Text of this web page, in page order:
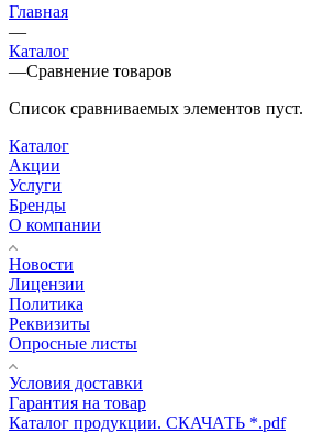
Главная
—
Каталог
—Сравнение товаров
Список сравниваемых элементов пуст.
Каталог
Акции
Услуги
Бренды
О компании
Новости
Лицензии
Политика
Реквизиты
Опросные листы
Условия доставки
Гарантия на товар
Каталог продукции. СКАЧАТЬ *.pdf